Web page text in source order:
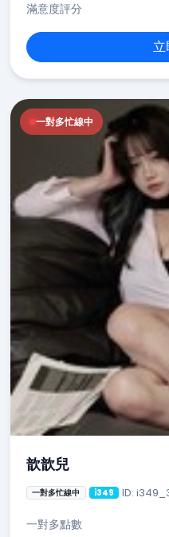
滿意度評分
立
一對多忙線中
歆歆兒
一對多忙線中 i349 ID:
一對多點數